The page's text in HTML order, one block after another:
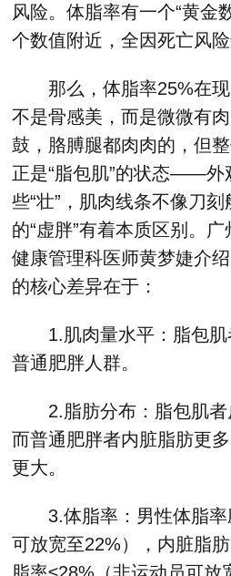
风险。体脂率有一个“黄
个数值附近，全因死亡风险
那么，体脂率25%在
不是骨感美，而是微微有
鼓，胳膊腿都肉肉的，但
正是“脂包肌”的状态——外
些“壮”，肌肉线条不像刀
的“虚胖”有着本质区别。
健康管理科医师黄梦婕介
的核心差异在于：
1.肌肉量水平：脂包
普通肥胖人群。
2.脂肪分布：脂包肌者
而普通肥胖者内脏脂肪更
更大。
3.体脂率：男性体脂
可放宽至22%），内脏脂